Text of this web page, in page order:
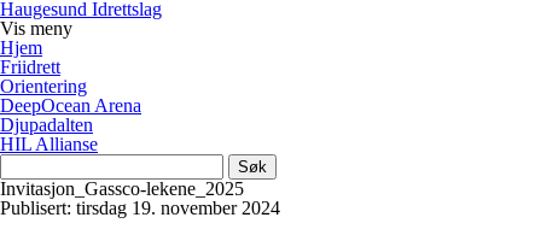
Haugesund Idrettslag
Vis meny
Hjem
Friidrett
Orientering
DeepOcean Arena
Djupadalten
HIL Allianse
Søk
etter:
Invitasjon_Gassco-lekene_2025
Publisert: tirsdag 19. november 2024